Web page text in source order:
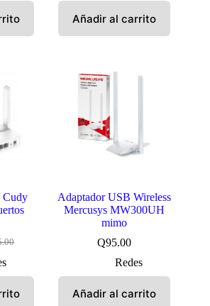
Q165.00.
Q139.50.
Añadir al carrito
Cudy
Adaptador USB Wireless
Mercusys MW300UH
mimo
Q95.00
Redes
Añadir al carrito